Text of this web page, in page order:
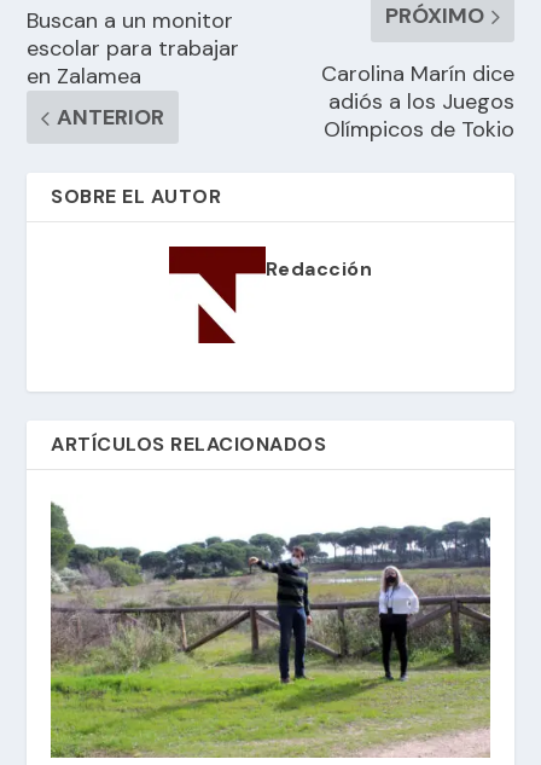
Buscan a un monitor
escolar para trabajar
en Zalamea
ANTERIOR
PRÓXIMO
Carolina Marín dice
adiós a los Juegos
Olímpicos de Tokio
SOBRE EL AUTOR
Redacción
ARTÍCULOS RELACIONADOS